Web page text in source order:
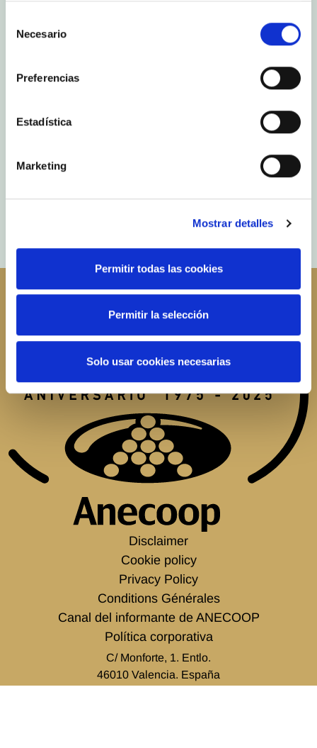
Necesario
Preferencias
Estadística
Marketing
Mostrar detalles
Permitir todas las cookies
Permitir la selección
Solo usar cookies necesarias
Textes en espagnol. Sous-titres en français,
Disclaimer
Cookie policy
Privacy Policy
Conditions Générales
Canal del informante de ANECOOP
Política corporativa
C/ Monforte, 1. Entlo.
46010 Valencia. España